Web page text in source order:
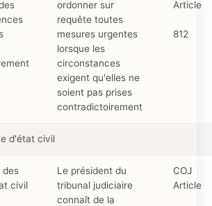
ordonner sur
requête toutes
mesures urgentes
lorsque les
circonstances
exigent qu'elles ne
soient pas prises
contradictoirement
Article
812
d'état civil
des
civil
Le président du
tribunal judiciaire
connaît de la
COJ
Article